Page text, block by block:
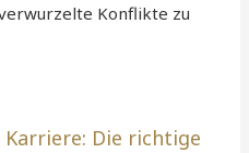
Konflikte zu
Die richtige